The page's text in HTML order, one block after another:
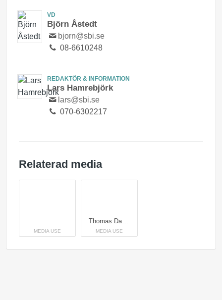
VD
Björn Åstedt
bjorn@sbi.se
08-6610248
REDAKTÖR & INFORMATION
Lars Hamrebjörk
lars@sbi.se
070-6302217
Relaterad media
MEDIA USE
Thomas Darholm får Silverbalken 2023
MEDIA USE